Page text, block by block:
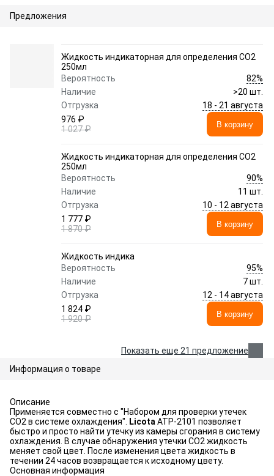
Предложения
Жидкость индикаторная для определения CO2
250мл
Вероятность
82%
Наличие
>20 шт.
Отгрузка
18 - 21 августа
976 ₽
1 027 ₽
В корзину
Жидкость индикаторная для определения CO2
250мл
Вероятность
90%
Наличие
11 шт.
Отгрузка
10 - 12 августа
1 777 ₽
1 870 ₽
В корзину
Жидкость индика
Вероятность
95%
Наличие
7 шт.
Отгрузка
12 - 14 августа
1 824 ₽
1 920 ₽
В корзину
Показать еще 21 предложение
Информация о товаре
Описание
Применяется совместно с "Набором для проверки утечек
СО2 в системе охлаждения".
Licota ATP-2101 позволяет
быстро и просто найти утечку из камеры сгорания в систему
охлаждения. В случае обнаружения утечки CO2 жидкость
меняет свой цвет. После изменения цвета жидкость в
течении 24 часов возвращается к исходному цвету.
Основная информация